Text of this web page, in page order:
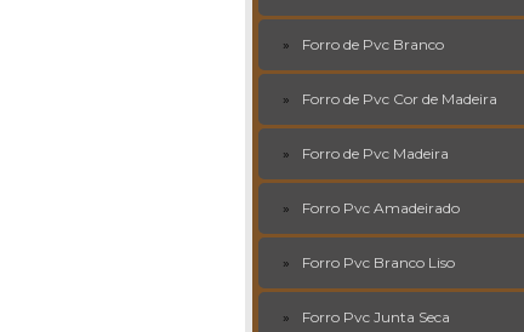
Forro de Pvc Branco
Forro de Pvc Cor de Madeira
Forro de Pvc Madeira
Forro Pvc Amadeirado
Forro Pvc Branco Liso
Forro Pvc Junta Seca